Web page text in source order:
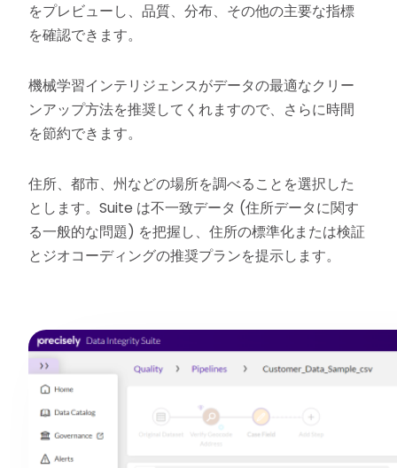
をプレビューし、品質、分布、その他の主要な指標
を確認できます。
機械学習インテリジェンスがデータの最適なクリー
ンアップ方法を推奨してくれますので、さらに時間
を節約できます。
住所、都市、州などの場所を調べることを選択した
とします。Suite は不一致データ (住所データに関す
る一般的な問題) を把握し、住所の標準化または検証
とジオコーディングの推奨プランを提示します。